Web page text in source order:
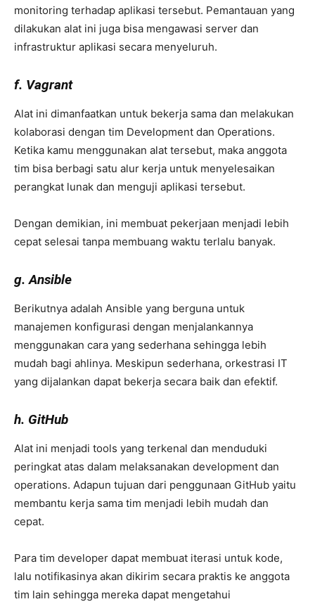
monitoring terhadap aplikasi tersebut. Pemantauan yang
dilakukan alat ini juga bisa mengawasi server dan
infrastruktur aplikasi secara menyeluruh.
f. Vagrant
Alat ini dimanfaatkan untuk bekerja sama dan melakukan
kolaborasi dengan tim Development dan Operations.
Ketika kamu menggunakan alat tersebut, maka anggota
tim bisa berbagi satu alur kerja untuk menyelesaikan
perangkat lunak dan menguji aplikasi tersebut.
Dengan demikian, ini membuat pekerjaan menjadi lebih
cepat selesai tanpa membuang waktu terlalu banyak.
g. Ansible
Berikutnya adalah Ansible yang berguna untuk
manajemen konfigurasi dengan menjalankannya
menggunakan cara yang sederhana sehingga lebih
mudah bagi ahlinya. Meskipun sederhana, orkestrasi IT
yang dijalankan dapat bekerja secara baik dan efektif.
h. GitHub
Alat ini menjadi tools yang terkenal dan menduduki
peringkat atas dalam melaksanakan development dan
operations. Adapun tujuan dari penggunaan GitHub yaitu
membantu kerja sama tim menjadi lebih mudah dan
cepat.
Para tim developer dapat membuat iterasi untuk kode,
lalu notifikasinya akan dikirim secara praktis ke anggota
tim lain sehingga mereka dapat mengetahui